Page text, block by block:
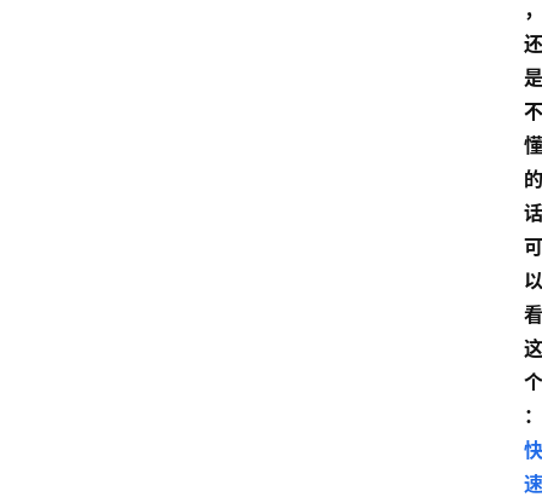
，
还
是
不
懂
的
话
可
以
看
这
个
：
快
速